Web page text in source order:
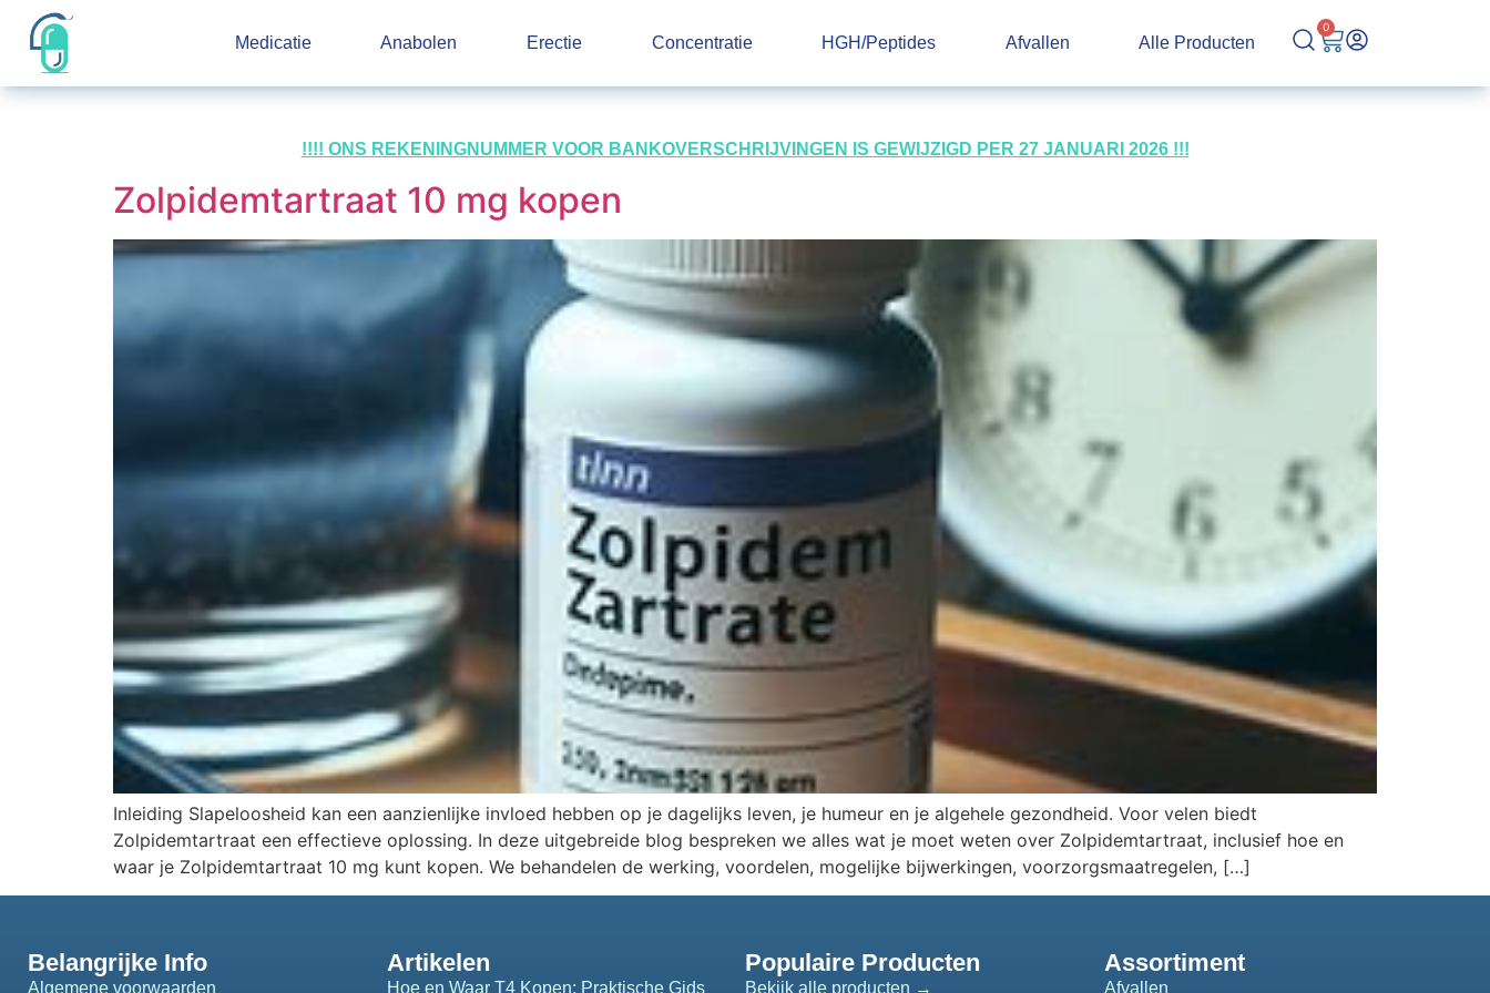
Medicatie Anabolen Erectie Concentratie HGH/Peptides Afvallen Alle Producten
0
!!!! ONS REKENINGNUMMER VOOR BANKOVERSCHRIJVINGEN IS GEWIJZIGD PER 27 JANUARI 2026 !!!
Zolpidemtartraat 10 mg kopen
Inleiding Slapeloosheid kan een aanzienlijke invloed hebben op je dagelijks leven, je humeur en je algehele gezondheid. Voor velen biedt
Zolpidemtartraat een effectieve oplossing. In deze uitgebreide blog bespreken we alles wat je moet weten over Zolpidemtartraat, inclusief hoe en
waar je Zolpidemtartraat 10 mg kunt kopen. We behandelen de werking, voordelen, mogelijke bijwerkingen, voorzorgsmaatregelen, […]
Belangrijke Info
Algemene voorwaarden
Artikelen
Hoe en Waar T4 Kopen: Praktische Gids
Populaire Producten
Bekijk alle producten →
Assortiment
Afvallen